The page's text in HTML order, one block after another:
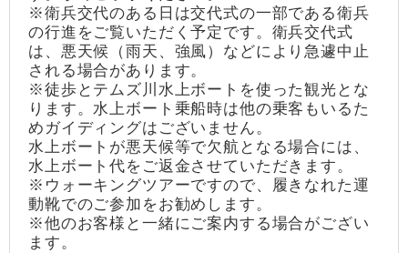
※衛兵交代のある日は交代式の一部である衛兵
の行進をご覧いただく予定です。衛兵交代式
は、悪天候（雨天、強風）などにより急遽中止
される場合があります。
※徒歩とテムズ川水上ボートを使った観光とな
ります。水上ボート乗船時は他の乗客もいるた
めガイディングはございません。
水上ボートが悪天候等で欠航となる場合には、
水上ボート代をご返金させていただきます。
※ウォーキングツアーですので、履きなれた運
動靴でのご参加をお勧めします。
※他のお客様と一緒にご案内する場合がござい
ます。